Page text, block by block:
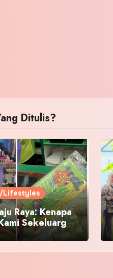
Ditulis?
/Lifestyles
Raya: Kenapa
Sekeluarga
Pusat Pakaian